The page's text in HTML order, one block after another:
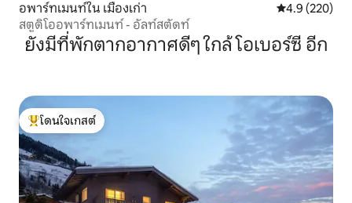
อพาร์ทเมนท์ใน เมืองเก่า คะแนนเฉลี่ย
4.9 (220)
สตูดิโออพาร์ทเมนท์ - อัลท์สตัดท์
ยังมีที่พักตากอากาศดีๆ ใกล้ โอเบอร์ซี อีก
โดนใจเกสต์ที่สุด
โดนใจเกสต์